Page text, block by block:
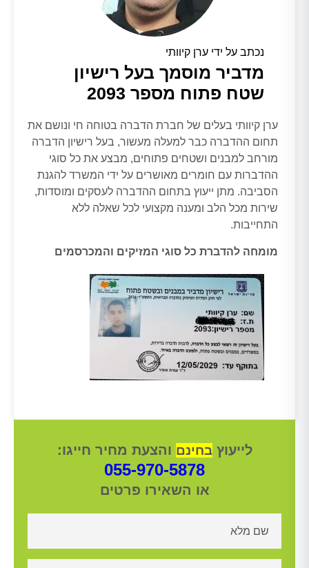
נכתב על ידי ערן קיוותי
מדביר מוסמך בעל רישיון
שטח פתוח מספר 2093
ערן קיוותי בעלים של חברת הדברה בטוחה חי ונושם את
תחום ההדברה כבר למעלה מעשור, בעל רישיון הדברה
מורחב למבנים ושטחים פתוחים, מבצע את כל סוגי
ההדברות עם חומרים מאושרים על ידי המשרד להגנת
הסביבה. מתן ייעוץ בתחום ההדברה לעסקים ומוסדות,
שירות מכל הלב ומענה מקצועי לכל שאלה ללא
התחייבות.
מומחה להדברת כל סוגי המזיקים והמכרסמים
לייעוץבחינם והצעת מחיר חייגו:
055-970-5878
או השאירו פרטים